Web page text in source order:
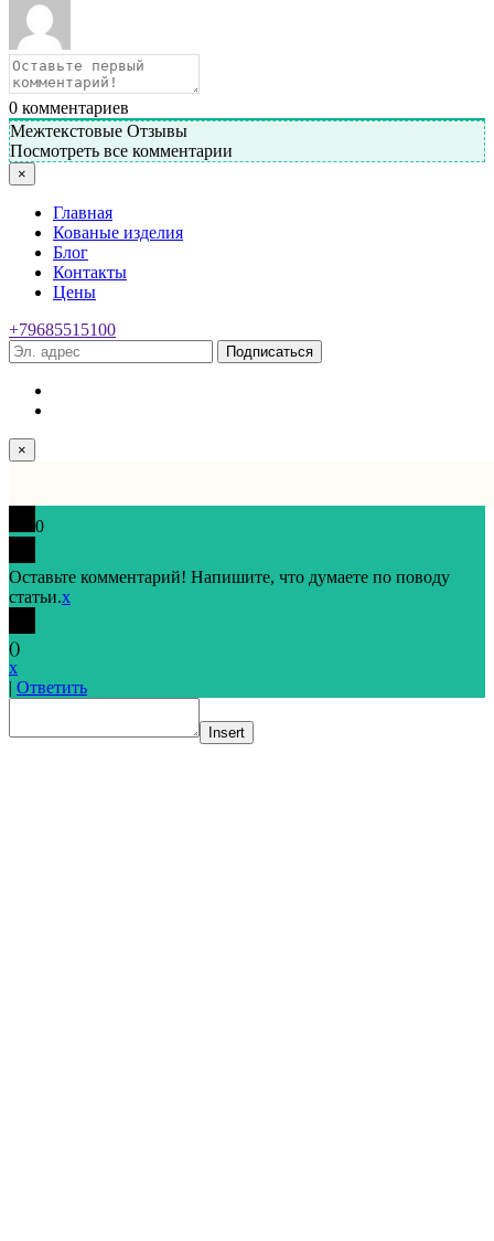
0 комментариев
Межтекстовые Отзывы
Посмотреть все комментарии
×
Главная
Кованые изделия
Блог
Контакты
Цены
+79685515100
Подписаться
×
0
Оставьте комментарий! Напишите, что думаете по поводу
статьи.x
()
x
| Ответить
Insert